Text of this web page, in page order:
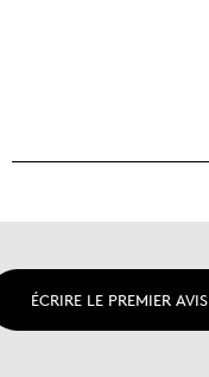
ÉCRIRE LE PREMIER AVIS